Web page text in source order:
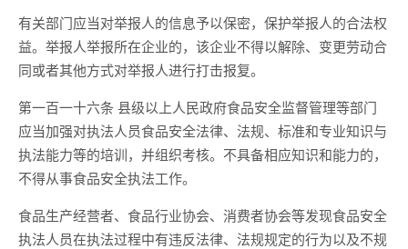
有关部门应当对举报人的信息予以保密，保护举报人的合法权
益。举报人举报所在企业的，该企业不得以解除、变更劳动合
同或者其他方式对举报人进行打击报复。
第一百一十六条 县级以上人民政府食品安全监督管理等部门
应当加强对执法人员食品安全法律、法规、标准和专业知识与
执法能力等的培训，并组织考核。不具备相应知识和能力的，
不得从事食品安全执法工作。
食品生产经营者、食品行业协会、消费者协会等发现食品安全
执法人员在执法过程中有违反法律、法规规定的行为以及不规